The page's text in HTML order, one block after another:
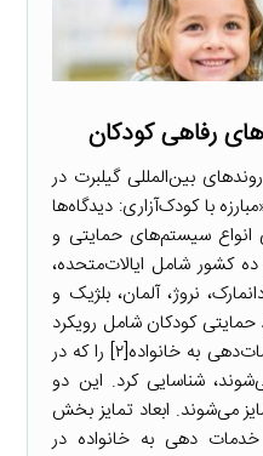
رفاهی کودکان
بین‌المللی گیلبرت در
«مبارزه با کودک‌آزاری: دیدگاه‌ها
انواع سیستم‌های حمایتی و
کشور شامل ایالات‌متحده،
نروژ، آلمان، بلژیک و
کودکان شامل رویکرد
حمایت از کودک[۱] و رویکرد خدمات‌دهی به خانواده[۲] را که در
شناسایی کرد. این دو
می‌شوند. ابعاد تمایز بخش
دهی به خانواده در